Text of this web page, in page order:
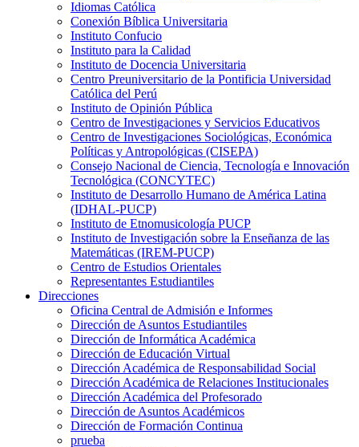
Idiomas Católica
Conexión Bíblica Universitaria
Instituto Confucio
Instituto para la Calidad
Instituto de Docencia Universitaria
Centro Preuniversitario de la Pontificia Universidad
Católica del Perú
Instituto de Opinión Pública
Centro de Investigaciones y Servicios Educativos
Centro de Investigaciones Sociológicas, Económica
Políticas y Antropológicas (CISEPA)
Consejo Nacional de Ciencia, Tecnología e Innovación
Tecnológica (CONCYTEC)
Instituto de Desarrollo Humano de América Latina
(IDHAL-PUCP)
Instituto de Etnomusicología PUCP
Instituto de Investigación sobre la Enseñanza de las
Matemáticas (IREM-PUCP)
Centro de Estudios Orientales
Representantes Estudiantiles
Direcciones
Oficina Central de Admisión e Informes
Dirección de Asuntos Estudiantiles
Dirección de Informática Académica
Dirección de Educación Virtual
Dirección Académica de Responsabilidad Social
Dirección Académica de Relaciones Institucionales
Dirección Académica del Profesorado
Dirección de Asuntos Académicos
Dirección de Formación Continua
prueba